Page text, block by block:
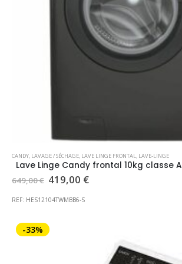
CANDY, LAVAGE / SÉCHAGE, LAVE LINGE FRONTAL, LAVE-LINGE
Lave Linge Candy frontal 10kg classe A
649,00€ Le
initial
419,00 €Le
REF: HES12104TWMBB6-S
-33%